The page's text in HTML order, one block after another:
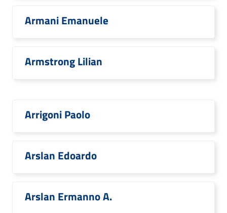
Armani Emanuele
Armstrong Lilian
Arrigoni Paolo
Arslan Edoardo
Arslan Ermanno A.